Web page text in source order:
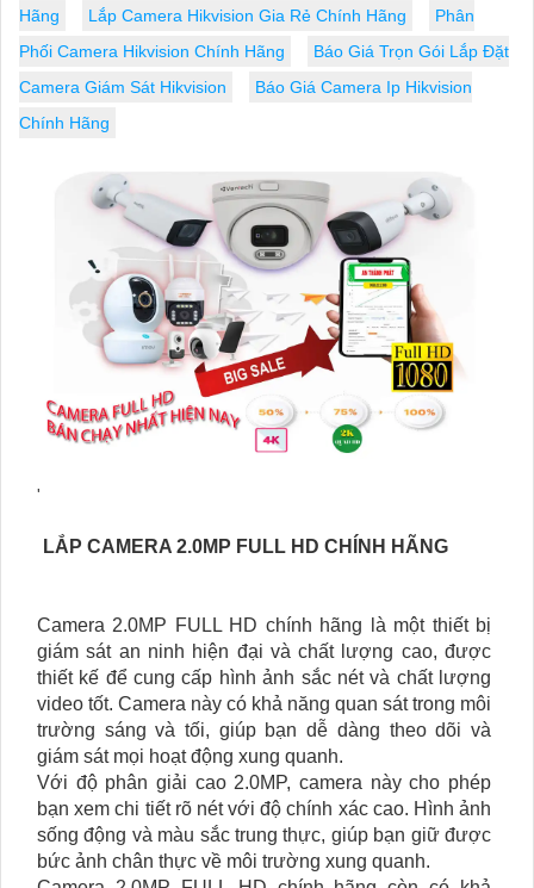
Hãng
Lắp Camera Hikvision Gia Rẻ Chính Hãng
Phân
Phối Camera Hikvision Chính Hãng
Báo Giá Trọn Gói Lắp Đặt
Camera Giám Sát Hikvision
Báo Giá Camera Ip Hikvision
Chính Hãng
'
LẮP CAMERA 2.0MP FULL HD CHÍNH HÃNG
Camera 2.0MP FULL HD chính hãng là một thiết bị
giám sát an ninh hiện đại và chất lượng cao, được
thiết kế để cung cấp hình ảnh sắc nét và chất lượng
video tốt. Camera này có khả năng quan sát trong môi
trường sáng và tối, giúp bạn dễ dàng theo dõi và
giám sát mọi hoạt động xung quanh.
Với độ phân giải cao 2.0MP, camera này cho phép
bạn xem chi tiết rõ nét với độ chính xác cao. Hình ảnh
sống động và màu sắc trung thực, giúp bạn giữ được
bức ảnh chân thực về môi trường xung quanh.